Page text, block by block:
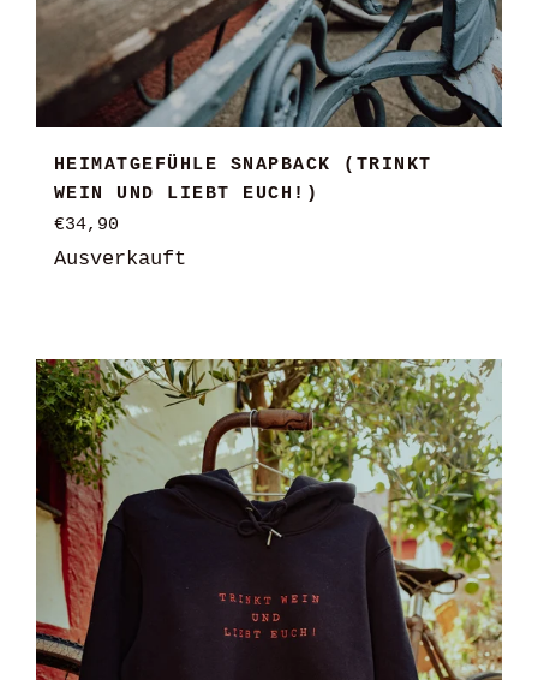
HEIMATGEFÜHLE SNAPBACK (TRINKT
WEIN UND LIEBT EUCH!)
Normaler
Preis
€34,90
Ausverkauft